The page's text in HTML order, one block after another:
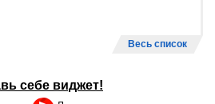
Весь список
себе виджет!